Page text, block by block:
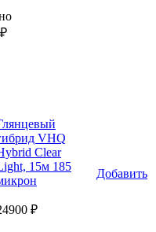
VHQ
Clear
15м 185
₽
Добавить